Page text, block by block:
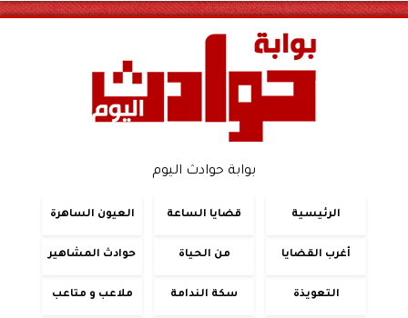
بوابة حوادث اليوم
الرئيسية قضايا الساعة العيون الساهرة
أغرب القضايا من الحياة حوادث المشاهير
التعويذة سكة الندامة ملاعب و متاعب